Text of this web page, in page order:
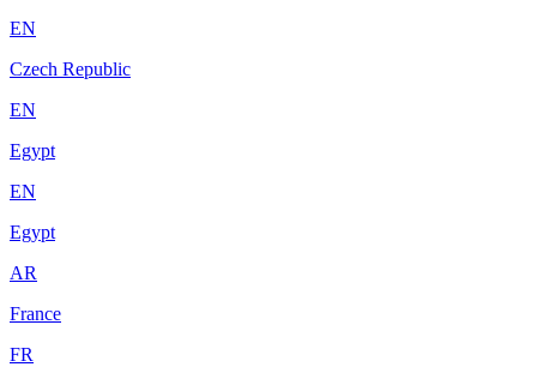
EN
Czech Republic
EN
Egypt
EN
Egypt
AR
France
FR